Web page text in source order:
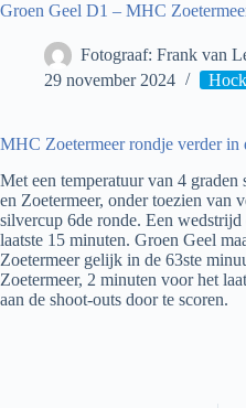
Groen Geel D1 – MHC
Fotograaf: Frank van
29 november 2024
MHC Zoetermeer rondje verder in
Met een temperatuur van 4 graden
en Zoetermeer, onder toezien van
silvercup 6de ronde. Een
laatste 15 minuten. Groen Geel
Zoetermeer gelijk in de 63ste
Zoetermeer, 2 minuten voor het
aan de shoot-outs door te scoren.